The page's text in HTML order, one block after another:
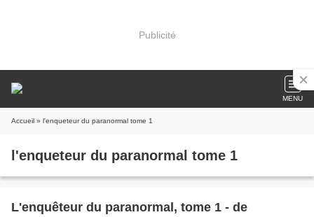
Publicité
MENU
Accueil » l'enqueteur du paranormal tome 1
l'enqueteur du paranormal tome 1
L'enquêteur du paranormal, tome 1 - de